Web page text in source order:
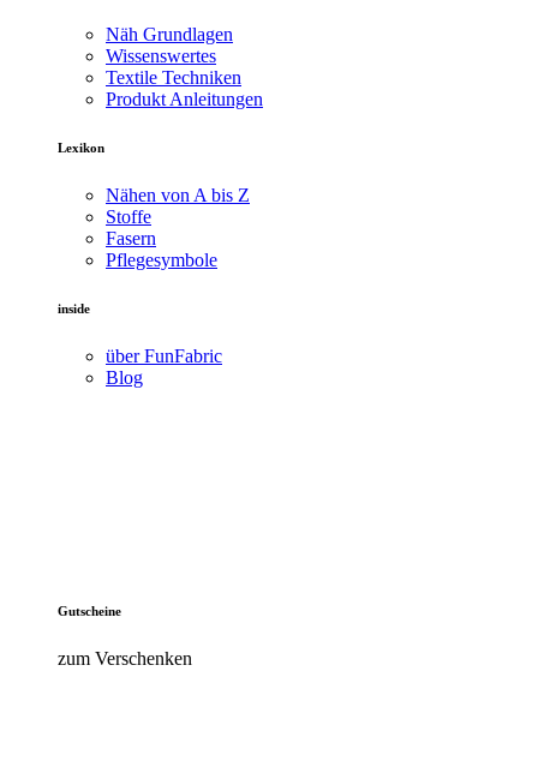
Näh Grundlagen
Wissenswertes
Textile Techniken
Produkt Anleitungen
Lexikon
Nähen von A bis Z
Stoffe
Fasern
Pflegesymbole
inside
über FunFabric
Blog
Gutscheine
zum Verschenken